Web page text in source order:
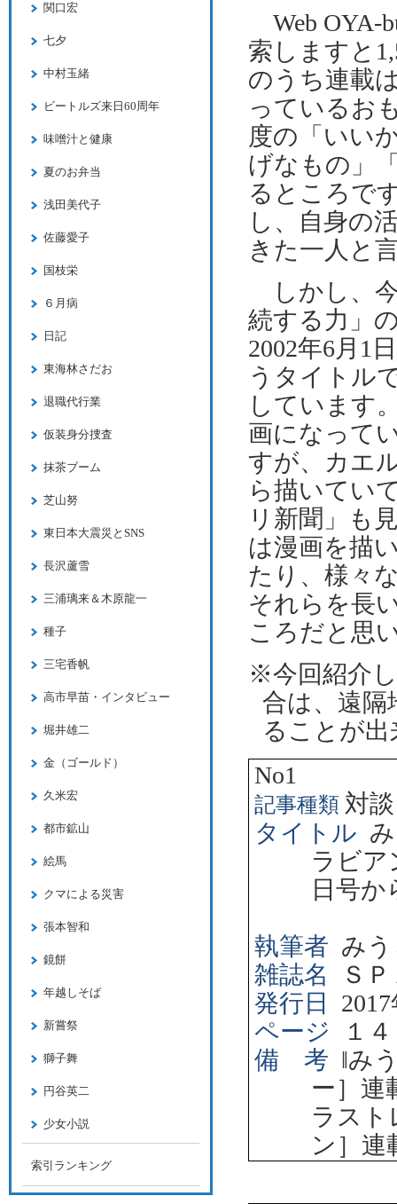
Web OYA‐
索しますと
のうち連載
っているお
度の「いい
げなもの」
るところで
し、自身の
きた一人と
しかし、
続する力」
2002年6月 1
うタイトル
しています
画になって
すが、カエ
ら描いてい
リ新聞」も
は漫画を描
たり、様々
それらを長
ころだと思
※今回紹介
合は、遠隔
ることが
No1
記事種類 対談
タイトル
ラビ
日号か
執筆者 み
雑誌名
Ｓ
発行日
2017
ページ
１４
備 考 ‖み
ー］連
ラスト
ン］連
関口宏
七夕
中村玉緒
ビートルズ来日60周年
味噌汁と健康
夏のお弁当
浅田美代子
佐藤愛子
国枝栄
６月病
日記
東海林さだお
退職代行業
仮装身分捜査
抹茶ブーム
芝山努
東日本大震災とSNS
長沢蘆雪
三浦璃来＆木原龍一
種子
三宅香帆
高市早苗・インタビュー
堀井雄二
金（ゴールド）
久米宏
都市鉱山
絵馬
クマによる災害
張本智和
鏡餅
年越しそば
新嘗祭
獅子舞
円谷英二
少女小説
索引ランキング